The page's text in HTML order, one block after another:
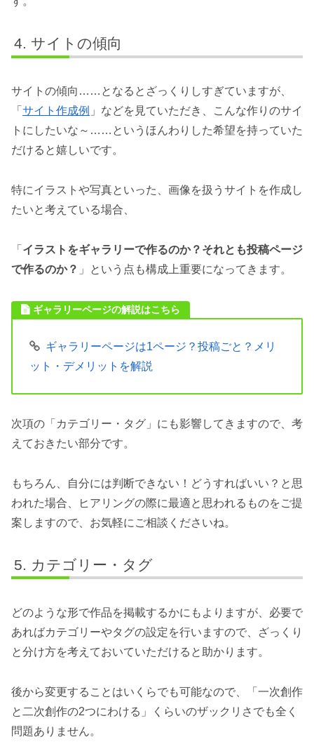
サイトの傾向
サイトの傾向……となるとざっくりしすぎていますが、
「 サイト作成例 」などを見ていただき、こんな作りのサイ
トにしたいな～……というほんわりした希望を持っていた
だけると嬉しいです。
特にイラストや写真といった、画像を扱うサイトを作成し
たいと考えている場合、
「 イラストをギャラリーで作るのか？それとも投稿ページ
で作るのか？ 」という点も構成上重要になってきます。
ギャラリーページの解説はこちら
ギャラリーページは1ページ？投稿ごと？メリ
ット・デメリットを解説
次項の「カテゴリー・タグ」にも影響してきますので、考
えておきたい部分です。
もちろん、自分には判断できない！どうすればいい？と思
われた場合、ヒアリングの際に最適と思われるものをご提
案しますので、お気軽にご相談くださいね。
カテゴリー・タグ
どのような形で作品を掲載するかにもよりますが、必要で
あればカテゴリーやタグの設定を行いますので、ざっくり
と分け方を考えておいていただけると助かります。
後から変更することはいくらでも可能なので、「一次創作
と二次創作の2つにわける」くらいのザックリさでも全く
問題ありません。